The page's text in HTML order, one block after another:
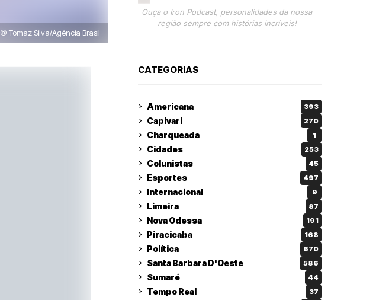
© Tomaz Silva/Agência Brasil
Ouça o Iron Podcast, personalidades da nossa
região sempre com histórias incríveis!
CATEGORIAS
Americana 393
Capivari 270
Charqueada 1
Cidades 253
Colunistas 45
Esportes 497
Internacional 9
Limeira 87
Nova Odessa 191
Piracicaba 168
Política 670
Santa Barbara D'Oeste 586
Sumaré 44
Tempo Real 37